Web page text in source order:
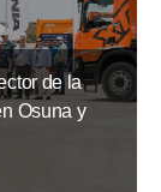
de la
Osuna y